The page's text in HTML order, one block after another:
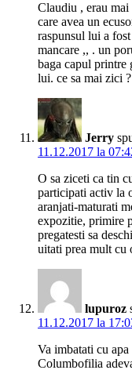
Claudiu , erau
care avea un
raspunsul lui a
mancare ,, . un
baga capul printre
lui. ce sa mai zici ?
Jerry
11.12.2017 la
O sa ziceti ca tin
participati activ la
aranjati-maturati
expozitie, primire
pregatesti sa
uitati prea mult cu
lupuroz
11.12.2017 la
Va imbatati cu apa
Columbofilia